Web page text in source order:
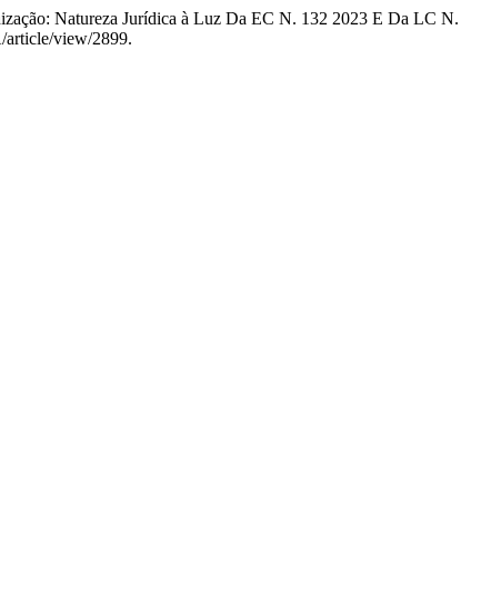
Natureza Jurídica à Luz Da EC N. 132 2023 E Da LC N.
article/view/2899.